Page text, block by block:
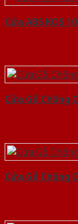
Cửa ABS KOS
Cửa Gỗ Chống
Cửa Gỗ Chống